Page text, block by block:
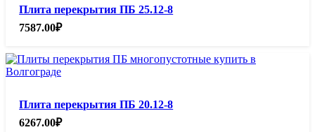
Плита перекрытия ПБ 25.12-8
7587.00₽
Плита перекрытия ПБ 20.12-8
6267.00₽